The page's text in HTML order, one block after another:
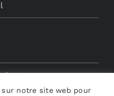
notre site web pour